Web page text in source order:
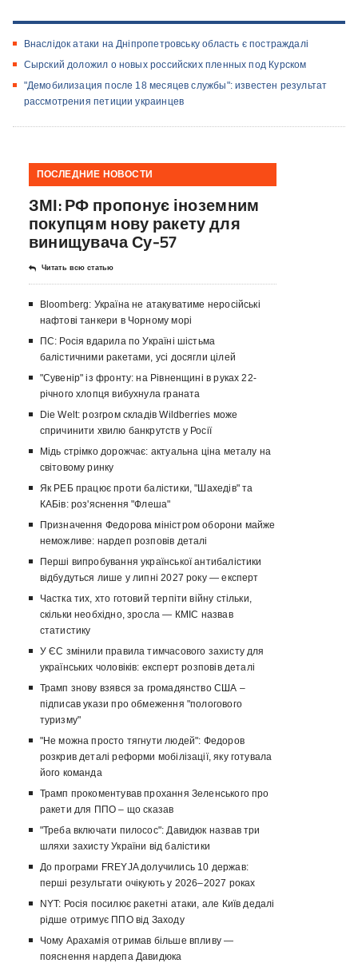
Внаслідок атаки на Дніпропетровську область є постраждалі
Сырский доложил о новых российских пленных под Курском
"Демобилизация после 18 месяцев службы": известен результат
рассмотрения петиции украинцев
ПОСЛЕДНИЕ НОВОСТИ
ЗМІ: РФ пропонує іноземним
покупцям нову ракету для
винищувача Су-57
Читать всю статью
Bloomberg: Україна не атакуватиме неросійські
нафтові танкери в Чорному морі
ПС: Росія вдарила по Україні шістьма
балістичними ракетами, усі досягли цілей
"Сувенір" із фронту: на Рівненщині в руках 22-
річного хлопця вибухнула граната
Die Welt: розгром складів Wildberries може
спричинити хвилю банкрутств у Росії
Мідь стрімко дорожчає: актуальна ціна металу на
світовому ринку
Як РЕБ працює проти балістики, "Шахедів" та
КАБів: роз'яснення "Флеша"
Призначення Федорова міністром оборони майже
неможливе: нардеп розповів деталі
Перші випробування української антибалістики
відбудуться лише у липні 2027 року — експерт
Частка тих, хто готовий терпіти війну стільки,
скільки необхідно, зросла — КМІС назвав
статистику
У ЄС змінили правила тимчасового захисту для
українських чоловіків: експерт розповів деталі
Трамп знову взявся за громадянство США –
підписав укази про обмеження "пологового
туризму"
"Не можна просто тягнути людей": Федоров
розкрив деталі реформи мобілізації, яку готувала
його команда
Трамп прокоментував прохання Зеленського про
ракети для ППО – що сказав
"Треба включати пилосос": Давидюк назвав три
шляхи захисту України від балістики
До програми FREYJA долучились 10 держав:
перші результати очікують у 2026–2027 роках
NYT: Росія посилює ракетні атаки, але Київ дедалі
рідше отримує ППО від Заходу
Чому Арахамія отримав більше впливу —
пояснення нардепа Давидюка